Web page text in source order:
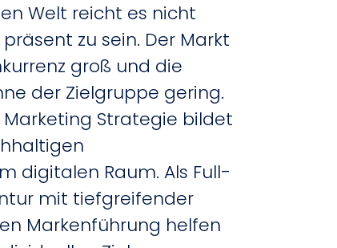
Welt reicht es nicht
zu sein. Der Markt
groß und die
der Zielgruppe gering.
Strategie bildet
digitalen Raum. Als Full-
mit tiefgreifender
Markenführung helfen